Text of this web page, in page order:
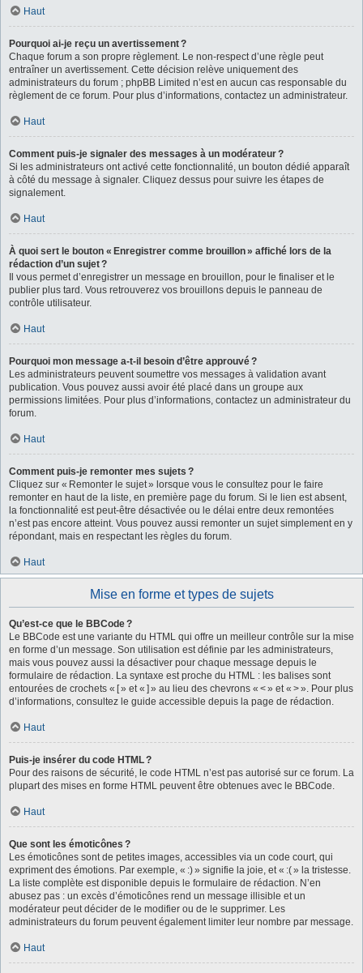
Haut
Pourquoi ai-je reçu un avertissement ?
Chaque forum a son propre règlement. Le non-respect d’une règle peut
entraîner un avertissement. Cette décision relève uniquement des
administrateurs du forum ; phpBB Limited n’est en aucun cas responsable du
règlement de ce forum. Pour plus d’informations, contactez un administrateur.
Haut
Comment puis-je signaler des messages à un modérateur ?
Si les administrateurs ont activé cette fonctionnalité, un bouton dédié apparaît
à côté du message à signaler. Cliquez dessus pour suivre les étapes de
signalement.
Haut
À quoi sert le bouton « Enregistrer comme brouillon » affiché lors de la
rédaction d’un sujet ?
Il vous permet d’enregistrer un message en brouillon, pour le finaliser et le
publier plus tard. Vous retrouverez vos brouillons depuis le panneau de
contrôle utilisateur.
Haut
Pourquoi mon message a-t-il besoin d’être approuvé ?
Les administrateurs peuvent soumettre vos messages à validation avant
publication. Vous pouvez aussi avoir été placé dans un groupe aux
permissions limitées. Pour plus d’informations, contactez un administrateur du
forum.
Haut
Comment puis-je remonter mes sujets ?
Cliquez sur « Remonter le sujet » lorsque vous le consultez pour le faire
remonter en haut de la liste, en première page du forum. Si le lien est absent,
la fonctionnalité est peut-être désactivée ou le délai entre deux remontées
n’est pas encore atteint. Vous pouvez aussi remonter un sujet simplement en y
répondant, mais en respectant les règles du forum.
Haut
Mise en forme et types de sujets
Qu’est-ce que le BBCode ?
Le BBCode est une variante du HTML qui offre un meilleur contrôle sur la mise
en forme d’un message. Son utilisation est définie par les administrateurs,
mais vous pouvez aussi la désactiver pour chaque message depuis le
formulaire de rédaction. La syntaxe est proche du HTML : les balises sont
entourées de crochets « [ » et « ] » au lieu des chevrons « < » et « > ». Pour plus
d’informations, consultez le guide accessible depuis la page de rédaction.
Haut
Puis-je insérer du code HTML ?
Pour des raisons de sécurité, le code HTML n’est pas autorisé sur ce forum. La
plupart des mises en forme HTML peuvent être obtenues avec le BBCode.
Haut
Que sont les émoticônes ?
Les émoticônes sont de petites images, accessibles via un code court, qui
expriment des émotions. Par exemple, « :) » signifie la joie, et « :( » la tristesse.
La liste complète est disponible depuis le formulaire de rédaction. N’en
abusez pas : un excès d’émoticônes rend un message illisible et un
modérateur peut décider de le modifier ou de le supprimer. Les
administrateurs du forum peuvent également limiter leur nombre par message.
Haut